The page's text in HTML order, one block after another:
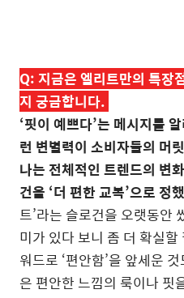
Q:지금은 엘리트만의 특장
지 궁금합니다.
‘핏이 예쁘다’는 메시지를
런 변별력이 소비자들의 머
나는 전체적인 트렌드의 변
건을 ‘더 편한 교복’으로 정
트’라는 슬로건을 오랫동안
미가 있다 보니 좀 더 확실
워드로 ‘편안함’을 앞세운
은 편안한 느낌의 룩이나 핏